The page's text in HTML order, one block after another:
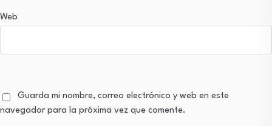
Web
Guarda mi nombre, correo electrónico y web en este
navegador para la próxima vez que comente.